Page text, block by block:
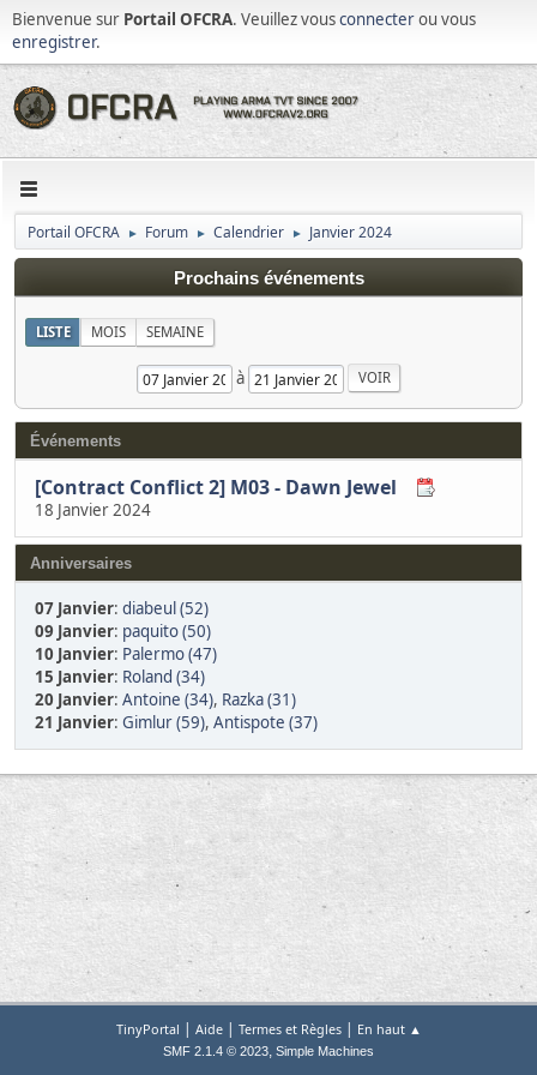
Bienvenue sur Portail OFCRA. Veuillez vousconnecterou vous
enregistrer.
Portail OFCRA ► Forum ► Calendrier ► Janvier 2024
Prochains événements
LISTE MOIS SEMAINE
à
Événements
[Contract Conflict 2] M03 - Dawn Jewel
18 Janvier 2024
Anniversaires
07 Janvier: diabeul (52)
09 Janvier: paquito (50)
10 Janvier: Palermo (47)
15 Janvier: Roland (34)
20 Janvier: Antoine (34), Razka (31)
21 Janvier: Gimlur (59), Antispote (37)
TinyPortal | Aide| Termes et Règles| En haut ▲
SMF 2.1.4 © 2023, Simple Machines